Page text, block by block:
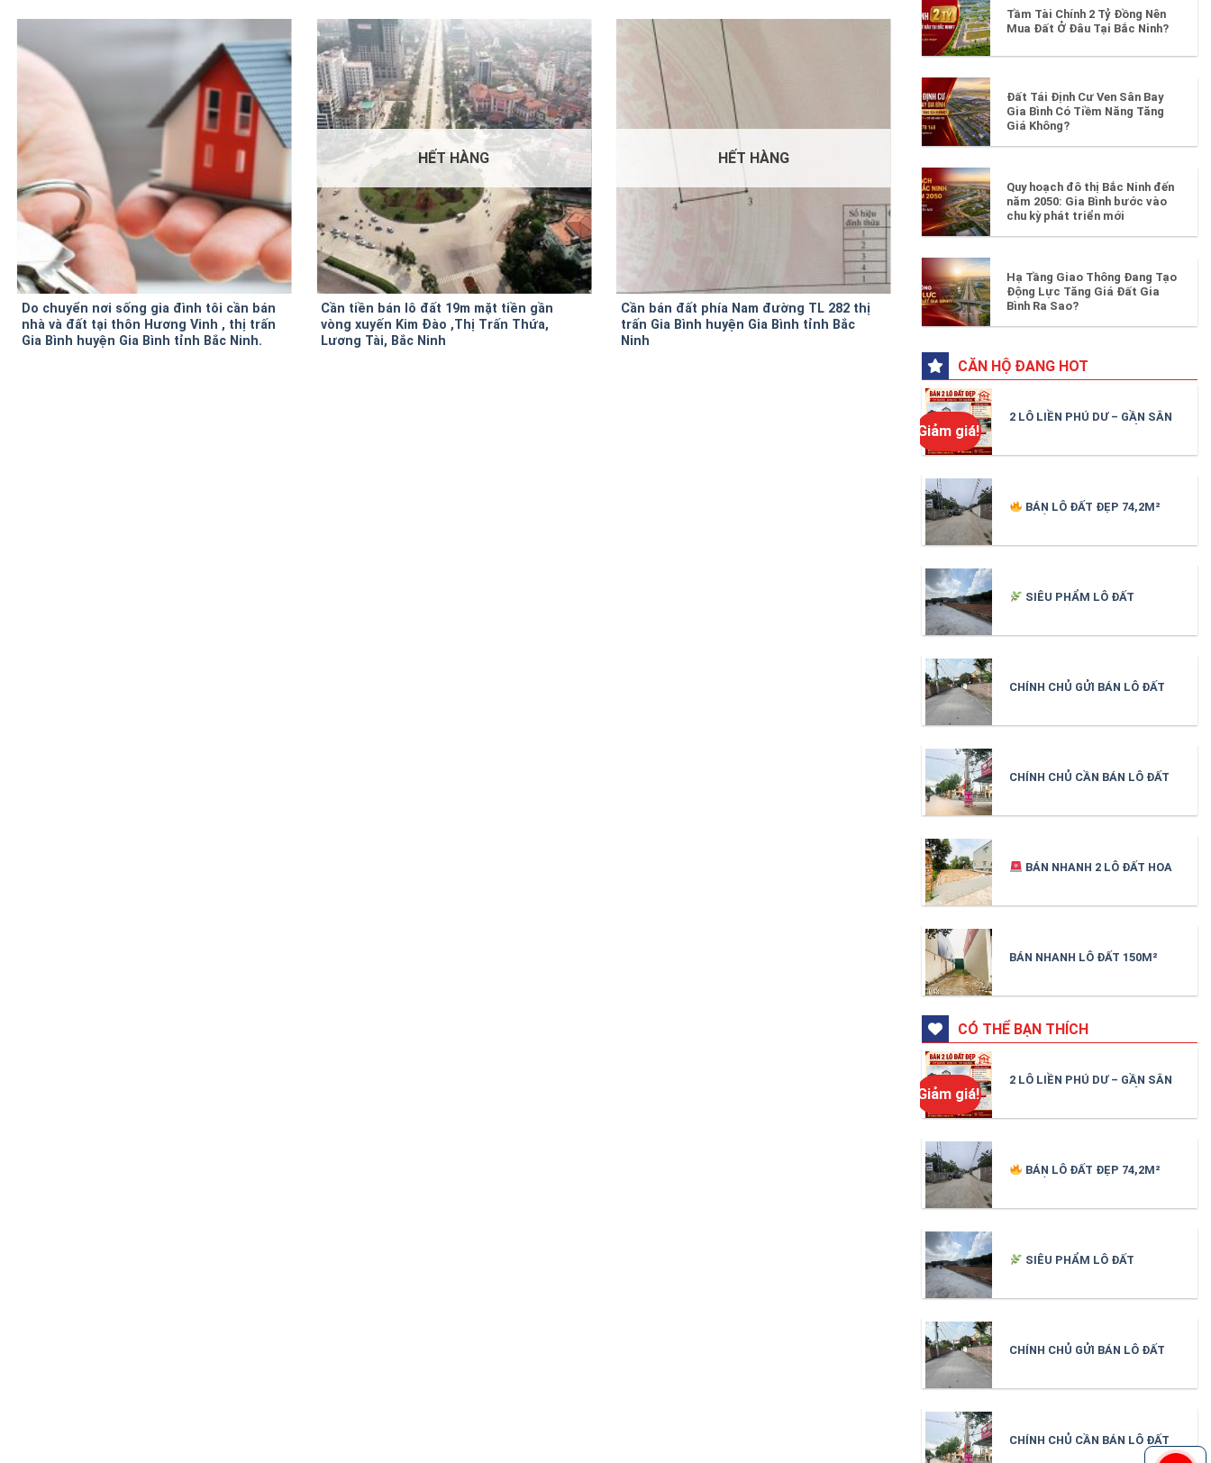
Do chuyển nơi sống gia đình tôi cần bán
nhà và đất tại thôn Hương Vinh , thị trấn
Gia Bình huyện Gia Bình tỉnh Bắc Ninh.
HẾT HÀNG
Cần tiền bán lô đất 19m mặt tiền gần
vòng xuyến Kim Đào ,Thị Trấn Thứa,
Lương Tài, Bắc Ninh
HẾT HÀNG
Cần bán đất phía Nam đường TL 282 thị
trấn Gia Bình huyện Gia Bình tỉnh Bắc
Ninh
Cần bán nhà 3 tầng mặt tiền đường Cao
Lỗ Vương huyện Gia Bình tỉnh Bắc Ninh
Tầm Tài Chính 2 Tỷ Đồng Nên
Mua Đất Ở Đâu Tại Bắc Ninh?
Đất Tái Định Cư Ven Sân Bay
Gia Bình Có Tiềm Năng Tăng
Giá Không?
Quy hoạch đô thị Bắc Ninh đến
năm 2050: Gia Bình bước vào
chu kỳ phát triển mới
Hạ Tầng Giao Thông Đang Tạo
Động Lực Tăng Giá Đất Gia
Bình Ra Sao?
CĂN HỘ ĐANG HOT
Giảm giá!
2 LÔ LIỀN PHÚ DƯ – GẦN SÂN
BÁN LÔ ĐẤT ĐẸP 74,2M²
SIÊU PHẨM LÔ ĐẤT
XANH, NGHỈ DƯỠNG, GIỮ TIỀN
CHÍNH CHỦ GỬI BÁN LÔ ĐẤT
NINH
CHÍNH CHỦ CẦN BÁN LÔ ĐẤT
BÁN NHANH 2 LÔ ĐẤT HOA
BÁN NHANH LÔ ĐẤT 150M²
CÓ THỂ BẠN THÍCH
Giảm giá!
2 LÔ LIỀN PHÚ DƯ – GẦN SÂN
BÁN LÔ ĐẤT ĐẸP 74,2M²
SIÊU PHẨM LÔ ĐẤT
XANH, NGHỈ DƯỠNG, GIỮ TIỀN
CHÍNH CHỦ GỬI BÁN LÔ ĐẤT
NINH
CHÍNH CHỦ CẦN BÁN LÔ ĐẤT
152m² TẠI ĐÔNG BÌNH – GIA